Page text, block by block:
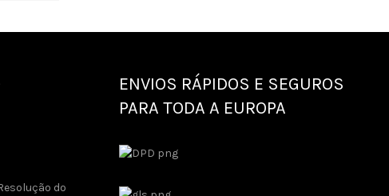
do
ENVIOS RÁPIDOS E SEGUROS
PARA TODA A EUROPA